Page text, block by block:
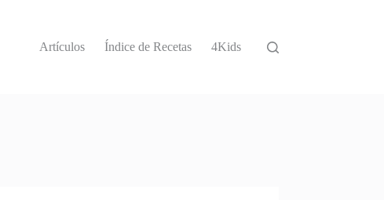
Artículos Índice de Recetas 4Kids